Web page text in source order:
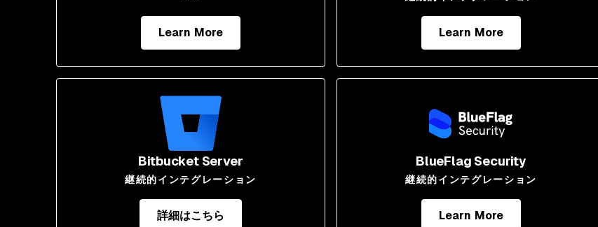
Learn More Learn More
Bitbucket Server
継続的インテグレーション
詳細はこちら
BlueFlag Security
継続的インテグレーション
Learn More